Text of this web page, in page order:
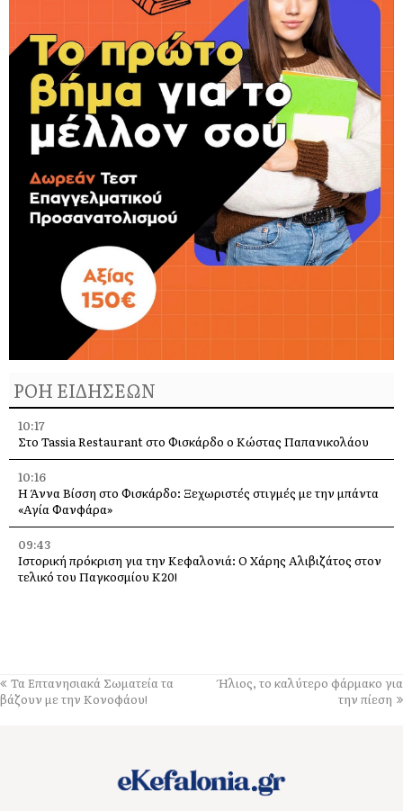
ΡΟΗ ΕΙΔΗΣΕΩΝ
10:17
Στο Tassia Restaurant στο Φισκάρδο ο Κώστας Παπανικολάου
10:16
Η Άννα Βίσση στο Φισκάρδο: Ξεχωριστές στιγμές με την μπάντα
«Αγία Φανφάρα»
09:43
Ιστορική πρόκριση για την Κεφαλονιά: Ο Χάρης Αλιβιζάτος στον
τελικό του Παγκοσμίου Κ20!
09:13
Περιοδεία του Νίκου Καραθανασόπουλου στις πυρόπληκτες
περιοχές του Ελειού – Πρόννων
Κατάρραχο, το παλιό χωριό
Τα Επτανησιακά Σωματεία τα
βάζουν με την Κονοφάου!
Ήλιος, το καλύτερο φάρμακο για
την πίεση